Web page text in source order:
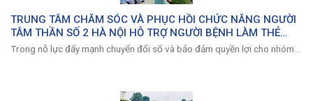
TRUNG TÂM CHĂM SÓC VÀ PHỤC HỒI CHỨC NĂNG NGƯỜI
TÂM THẦN SỐ 2 HÀ NỘI HỖ TRỢ NGƯỜI BỆNH LÀM THẺ
CĂN CƯỚC
Trong nỗ lực đẩy mạnh chuyển đổi số và bảo đảm quyền lợi cho nhóm...